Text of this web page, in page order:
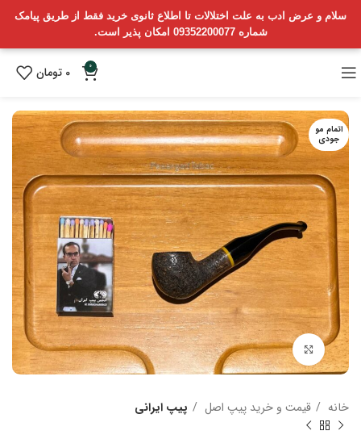
سلام و عرض ادب به علت اختلالات تا اطلاع ثانوی خرید فقط از طریق پیامک
شماره 09352200077 امکان پذیر است.
0
0 تومان
اتمام مو
جودی
بزرگنمایی تصویر
خانه قیمت و خرید پیپ اصل پیپ ایرانی